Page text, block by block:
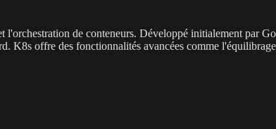
de conteneurs. Développé initialement par
K8s offre des fonctionnalités avancées comme